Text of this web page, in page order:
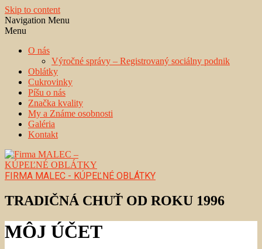
Skip to content
Navigation Menu
Menu
O nás
Výročné správy – Registrovaný sociálny podnik
Oblátky
Cukrovinky
Píšu o nás
Značka kvality
My a Známe osobnosti
Galéria
Kontakt
FIRMA MALEC - KÚPEĽNÉ OBLÁTKY
TRADIČNÁ CHUŤ OD ROKU 1996
MÔJ ÚČET